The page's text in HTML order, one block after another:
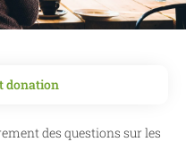
donation
des questions sur les